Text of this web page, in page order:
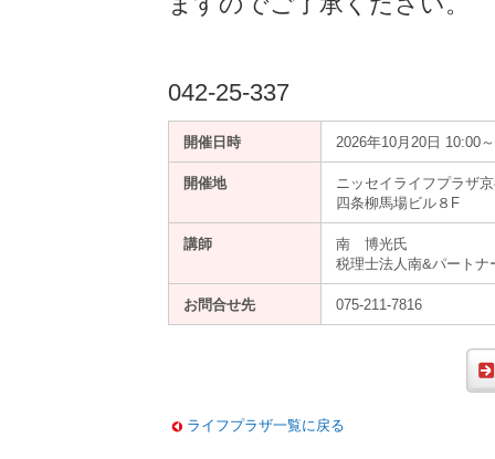
042-25-337
開催日時 2026年10月20日 10:00
開催地
ニッセイライフプラザ
四条柳馬場ビル８F
講師
南 博光氏
税理士法人南&パート
お問合せ先 075-211-7816
ライフプラザ一覧に戻る